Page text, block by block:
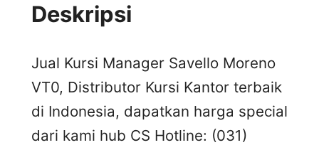
Deskripsi
Jual Kursi Manager Savello Moreno
VT0, Distributor Kursi Kantor terbaik
di Indonesia, dapatkan harga special
dari kami hub CS Hotline: (031)